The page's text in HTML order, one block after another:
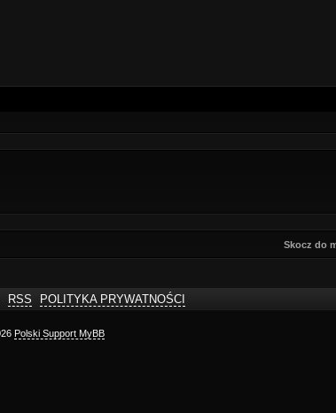
Skocz do
RSS POLITYKA PRYWATNOŚCI
Polski Support MyBB